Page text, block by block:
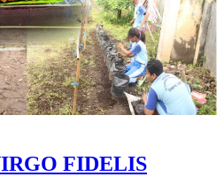
FIDELIS